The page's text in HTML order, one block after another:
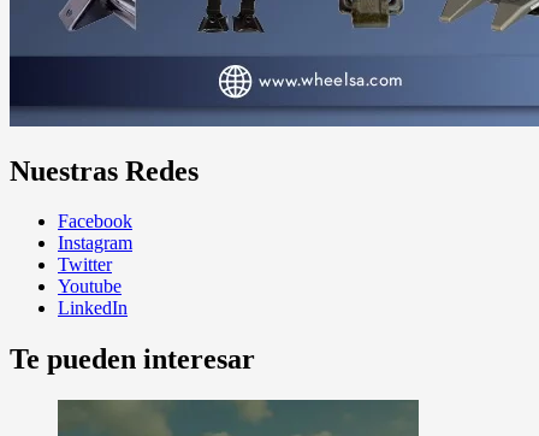
Nuestras Redes
Facebook
Instagram
Twitter
Youtube
LinkedIn
Te pueden interesar